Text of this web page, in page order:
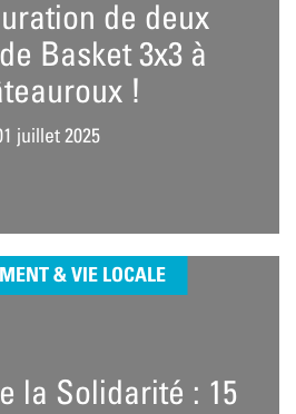
de deux
Basket 3x3 à
!
juillet 2025
& VIE LOCALE
la Solidarité : 15